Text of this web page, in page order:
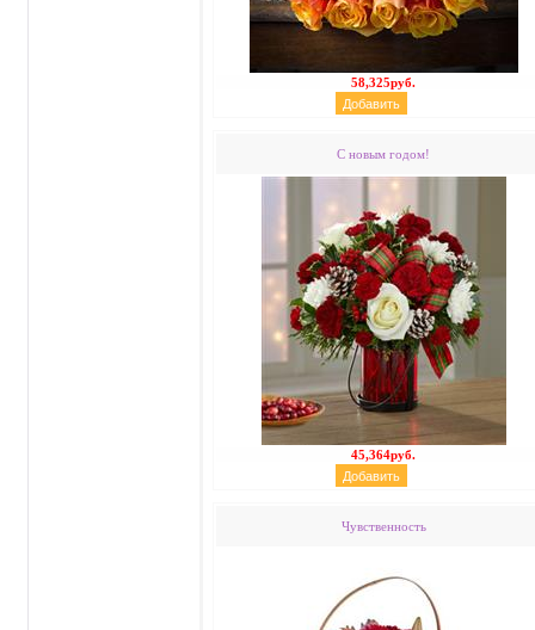
58,325руб.
С новым годом!
45,364руб.
Чувственность